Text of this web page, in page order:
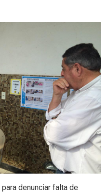
denunciar falta de